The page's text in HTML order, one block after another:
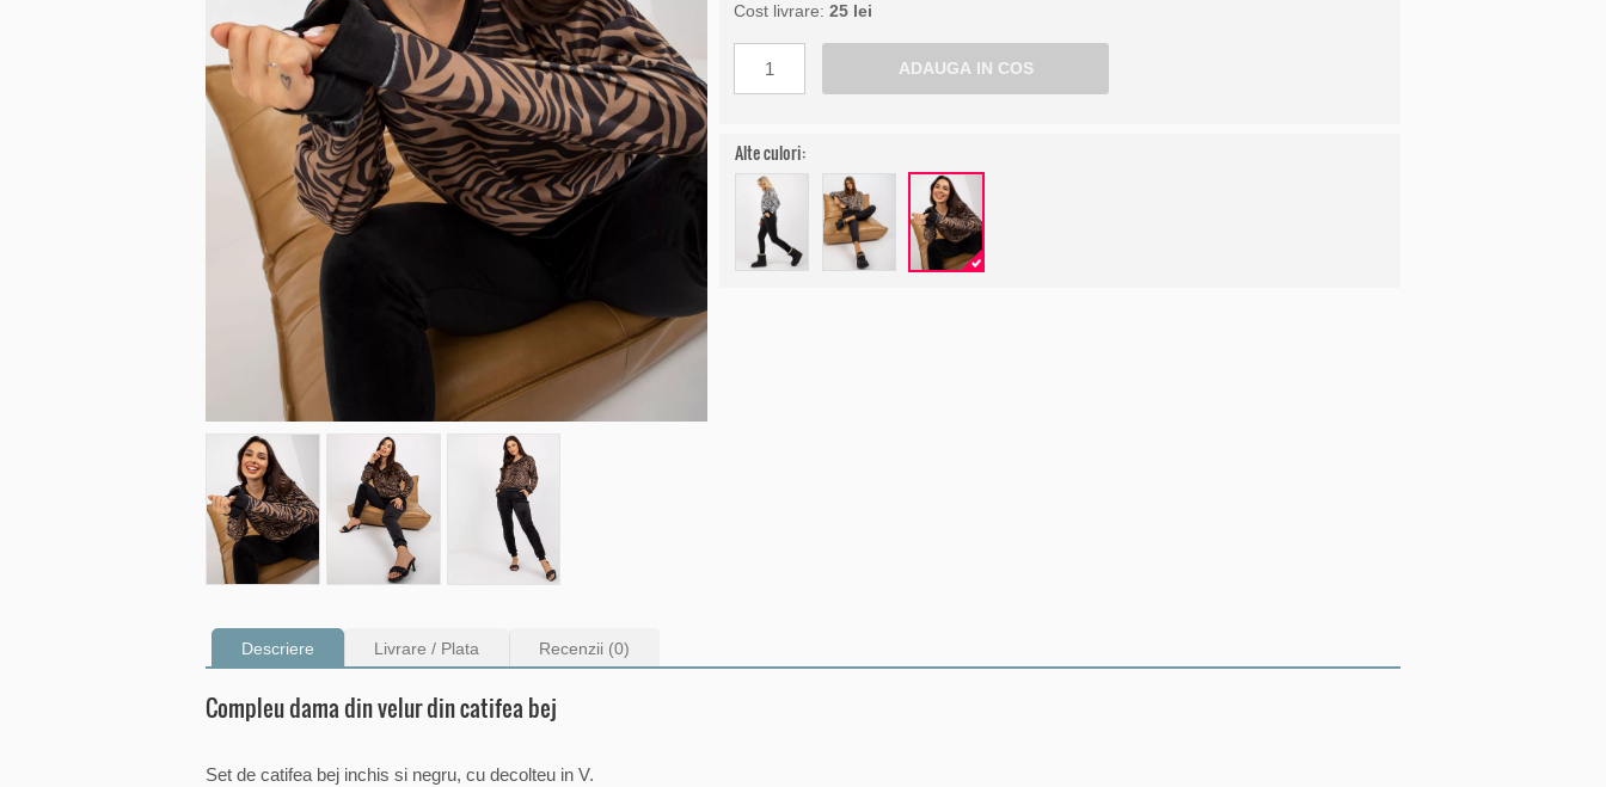
Cost livrare: 25 lei
Alte culori:
Descriere Livrare / Plata Recenzii (0)
Compleu dama din velur din catifea bej
Set de catifea bej inchis si negru, cu decolteu in V.